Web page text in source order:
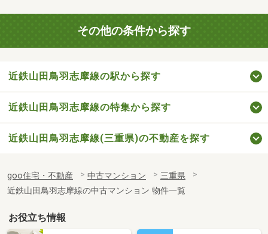
その他の条件から探す
近鉄山田鳥羽志摩線の駅から探す
近鉄山田鳥羽志摩線の特集から探す
近鉄山田鳥羽志摩線(三重県)の不動産を探す
goo住宅・不動産 中古マンション
三重県
近鉄山田鳥羽志摩線の中古マンション 物件一覧
お役立ち情報